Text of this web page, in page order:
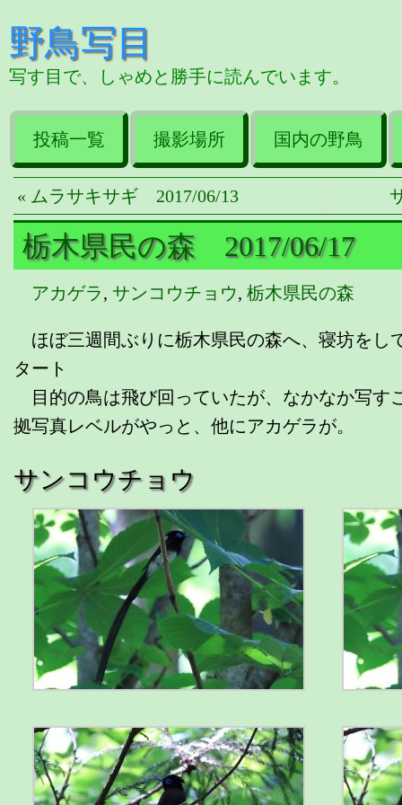
野鳥写目
写す目で、しゃめと勝手に読んでいます。
投稿一覧 撮影場所 国内の野鳥
« ムラサキサギ 2017/06/13
栃木県民の森 2017/06/17
アカゲラ, サンコウチョウ, 栃木県民の森
ほぼ三週間ぶりに栃木県民の森へ、寝坊をし
タート
目的の鳥は飛び回っていたが、なかなか写す
拠写真レベルがやっと、他にアカゲラが。
サンコウチョウ